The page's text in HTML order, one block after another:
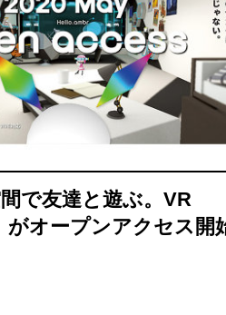
で友達と遊ぶ。VR
がオープンアクセス開